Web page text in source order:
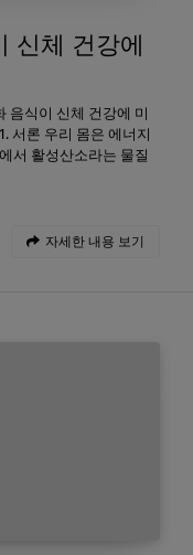
신체 건강에
음식이 신체 건강에 미
서론 우리 몸은 에너지
서 활성산소라는 물질
자세한 내용 보기